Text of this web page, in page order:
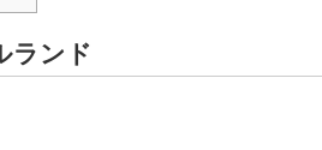
ランド